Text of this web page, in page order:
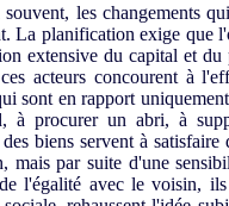
les changements
La planification exige que
extensive du capital et
acteurs concourent à
sont en rapport
à procurer un abri, à
biens servent à
mais par suite d'une
l'égalité avec le voisin,